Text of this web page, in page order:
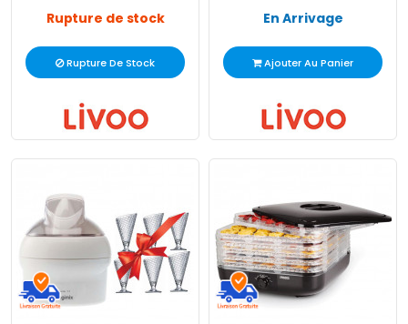
Rupture de stock
Rupture De Stock
En Arrivage
Ajouter Au Panier